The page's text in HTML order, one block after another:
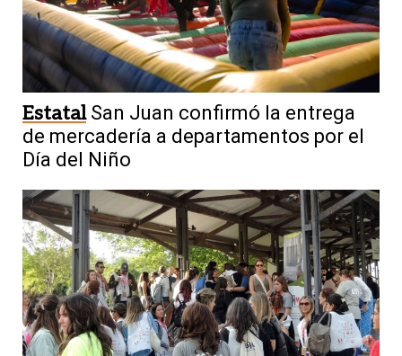
Estatal San Juan confirmó la entrega
de mercadería a departamentos por el
Día del Niño